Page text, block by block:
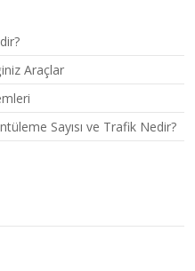
Araçlar
Sayısı ve Trafik Nedir?